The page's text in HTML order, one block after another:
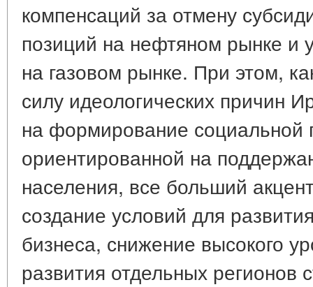
компенсаций за отмену
позиций на нефтяном рынке и
на газовом рынке. При этом,
силу идеологических причин
на формирование социальной
ориентированной на
населения, все больший
создание условий для
бизнеса, снижение высокого
развития отдельных регионов